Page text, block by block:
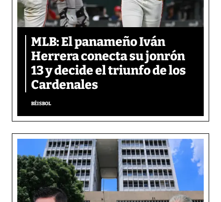
MLB: El panameño Iván
Herrera conecta su jonrón
13 y decide el triunfo de los
Cardenales
BÉISBOL